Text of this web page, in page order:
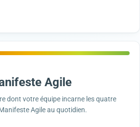
Agile
dont votre équipe incarne les quatre
Agile au quotidien.